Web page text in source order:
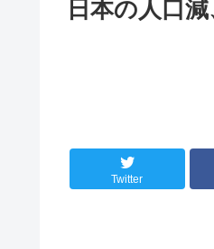
日本の人口
Twitter